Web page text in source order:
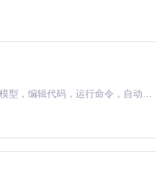
"启动保护"
用户）
Claude Code 的开源替代方案。连接任意大模型，编辑代码，运行命令，自动验证 — 全自动执行。用 Rust 构建，极致性能。 ｜ An open-source alternative to Claude Code. Connect any LLM, edit code, run commands, and verify changes — autonomously. Built in Rust for speed. Get Started